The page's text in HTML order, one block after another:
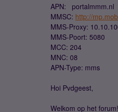
APN: portalmmm.nl
MMSC: http://
MMS-Proxy:
MMS-Poort: 5080
MCC: 204
MNC: 08
APN-Type: mms
Hoi Pvdgeest,
Welkom op het forum!